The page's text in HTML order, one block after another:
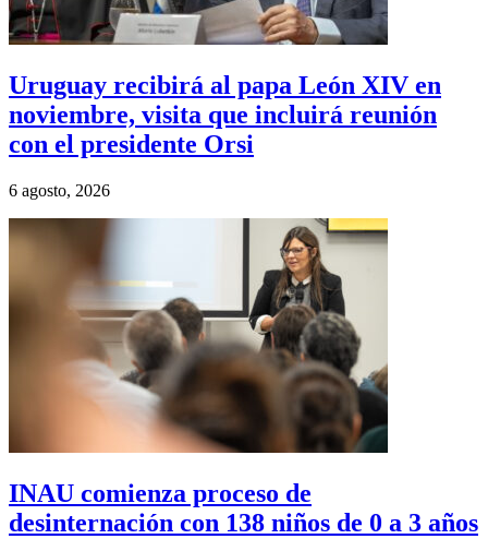
Uruguay recibirá al papa León XIV en
noviembre, visita que incluirá reunión
con el presidente Orsi
6 agosto, 2026
INAU comienza proceso de
desinternación con 138 niños de 0 a 3 años